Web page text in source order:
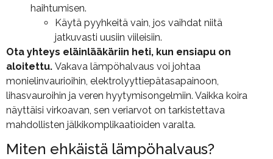
haihtumisen.
Käytä pyyhkeitä vain, jos vaihdat niitä
jatkuvasti uusiin viileisiin.
Ota yhteys eläinlääkäriin heti, kun ensiapu on
aloitettu. Vakava lämpöhalvaus voi johtaa
monielinvaurioihin, elektrolyyttiepätasapainoon,
lihasvauroihin ja veren hyytymisongelmiin. Vaikka koira
näyttäisi virkoavan, sen veriarvot on tarkistettava
mahdollisten jälkikomplikaatioiden varalta.
Miten ehkäistä lämpöhalvaus?